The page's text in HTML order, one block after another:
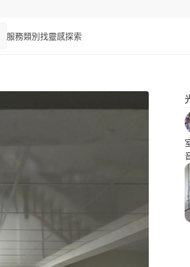
服務類別 找靈感探索